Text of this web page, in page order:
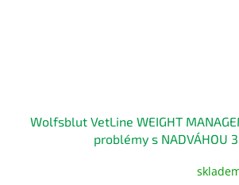
Wolfsblut VetLine WEIGHT
problémy s NADVÁHOU